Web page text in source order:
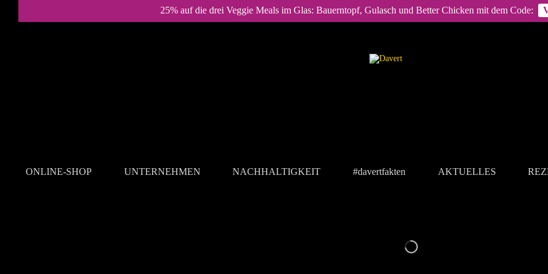
25% auf die drei Veggie Meals im Glas: Bauerntopf, Gulasch und Better Chicken mit dem Code:
ONLINE-SHOP UNTERNEHMEN NACHHALTIGKEIT #davertfakten AKTUELLES